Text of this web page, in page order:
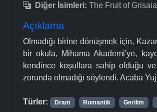
Diğer İsimleri: The Fruit of
Açıklama
Olmadığı birine dönüşmek için,
bir okula, Mihama Akademi'ye,
kendince koşullara sahip olduğu
zorunda olmadığı söylendi. Acaba
Türler: Dram Romantik Gerilim